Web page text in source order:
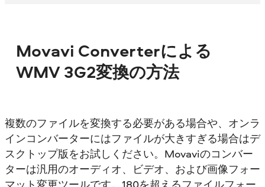
Movavi Converterによる
WMV 3G2変換の方法
複数のファイルを変換する必要がある場合や、オンラ
インコンバーターにはファイルが大きすぎる場合はデ
スクトップ版をお試しください。Movaviのコンバー
ターは汎用のオーディオ、ビデオ、および画像フォー